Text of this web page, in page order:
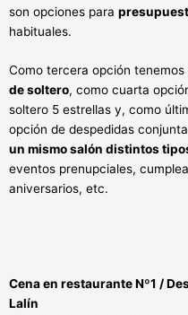
son opciones para
habituales.
Como tercera opción tenemos
de soltero, como cuarta
soltero 5 estrellas y, como
opción de despedidas
un mismo salón distintos
eventos prenupciales,
aniversarios, etc.
Cena en restaurante Nº1 /
Lalín